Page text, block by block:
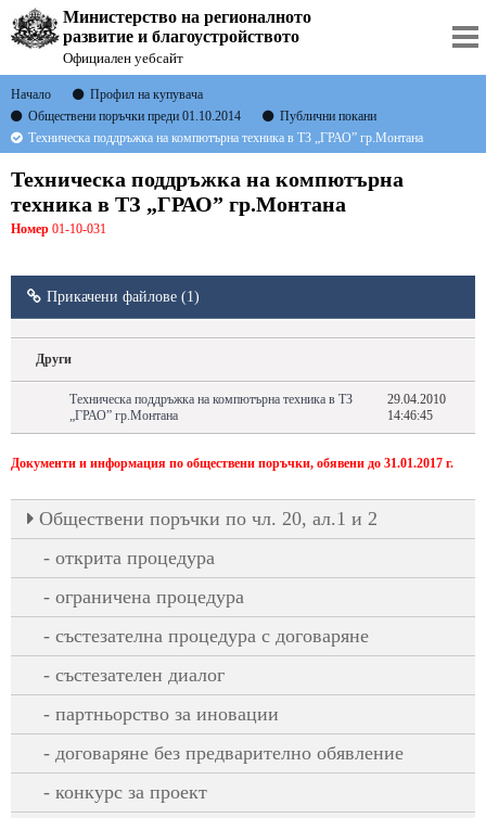
Министерство на регионалното
развитие и благоустройството
Официален уебсайт
Начало
Профил на купувача
Обществени поръчки преди 01.10.2014
Публични покани
Техническа поддръжка на компютърна техника в ТЗ „ГРАО” гр.Монтана
Техническа поддръжка на компютърна
техника в ТЗ „ГРАО” гр.Монтана
Номер 01-10-031
Прикачени файлове (1)
Други
Техническа поддръжка на компютърна техника в ТЗ
„ГРАО” гр.Монтана
29.04.2010
14:46:45
Документи и информация по обществени поръчки, обявени до 31.01.2017 г.
Oбществени поръчки по чл. 20, ал.1 и 2
открита процедура
ограничена процедура
състезателна процедура с договаряне
състезателен диалог
партньорство за иновации
договаряне без предварително обявление
конкурс за проект